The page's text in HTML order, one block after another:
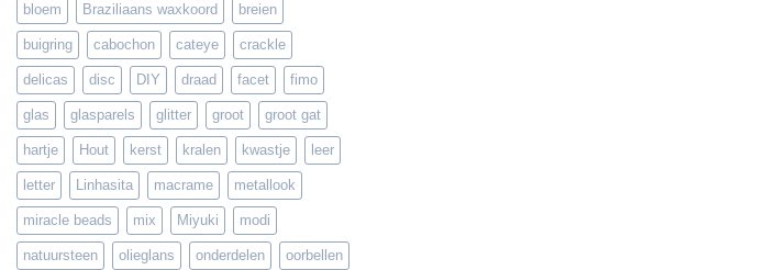
bloem Braziliaans waxkoord breien
buigring cabochon cateye crackle
delicas disc DIY draad facet fimo
glas glasparels glitter groot groot gat
hartje Hout kerst kralen kwastje leer
letter Linhasita macrame metallook
miracle beads mix Miyuki modi
natuursteen olieglans onderdelen oorbellen